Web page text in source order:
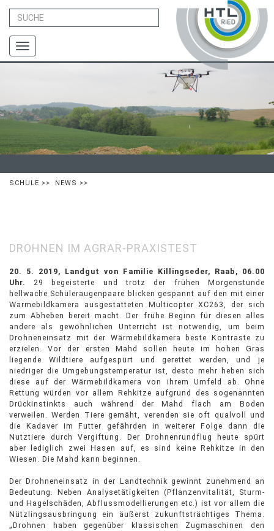
Toggle
navigation
SCHULE >> NEWS >>
DROHNEN IM AGRAR-PRAXISTEST
20. 5. 2019, Landgut von Familie Killingseder, Raab, 06.00
Uhr. 29 begeisterte und trotz der frühen Morgenstunde
hellwache Schüleraugenpaare blicken gespannt auf den mit einer
Wärmebildkamera ausgestatteten Multicopter XC263, der sich
zum Abheben bereit macht. Der frühe Beginn für diesen alles
andere als gewöhnlichen Unterricht ist notwendig, um beim
Drohneneinsatz mit der Wärmebildkamera beste Kontraste zu
erzielen. Vor der ersten Mahd sollen heute im hohen Gras
liegende Wildtiere aufgespürt und gerettet werden, und je
niedriger die Umgebungstemperatur ist, desto mehr heben sich
diese auf der Wärmebildkamera von ihrem Umfeld ab. Ohne
Rettung würden vor allem Rehkitze aufgrund des sogenannten
Drückinstinkts auch während der Mahd flach am Boden
verweilen. Werden Tiere gemäht, verenden sie oft qualvoll und
die Kadaver im Futter gefährden in weiterer Folge dann die
Nutztiere durch Vergiftung. Der Drohnenrundflug heute spürt
aber lediglich zwei Hasen auf, es sind keine Rehkitze in den
Wiesen. Die Mahd kann beginnen.
Der Drohneneinsatz in der Landtechnik gewinnt zunehmend an
Bedeutung. Neben Analysetätigkeiten (Pflanzenvitalität, Sturm-
und Hagelschäden, Abflussmodellierungen etc.) ist vor allem die
Nützlingsausbringung ein äußerst zukunftsträchtiges Thema.
„Drohnen haben gegenüber klassischen Zugmaschinen den